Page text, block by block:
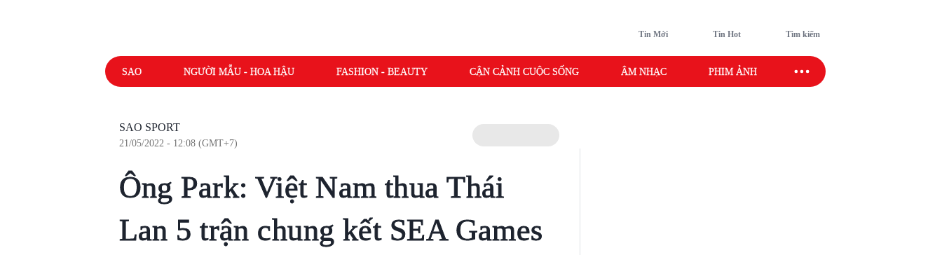
Tin Mới Tin Hot Tìm kiếm
SAO NGƯỜI MẪU - HOA HẬU FASHION - BEAUTY CẬN CẢNH CUỘC SỐNG ÂM NHẠC PHIM ẢNH SAO SPORT
SAO SPORT
21/05/2022 - 12:08 (GMT+7)
Ông Park: Việt Nam thua Thái
Lan 5 trận chung kết SEA Games